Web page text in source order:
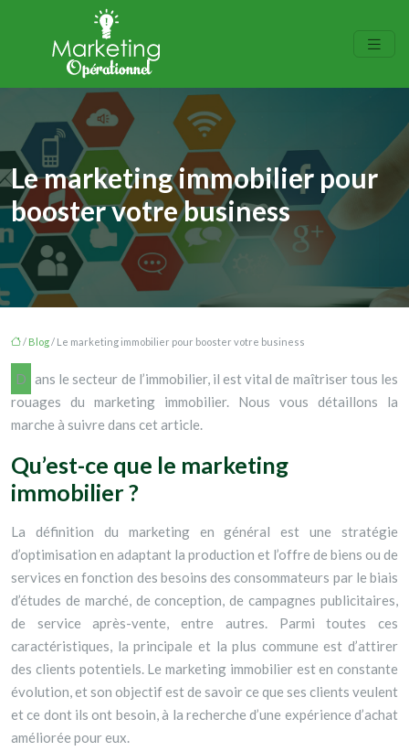
Le marketing immobilier pour
booster votre business
/ Blog/ Le marketing immobilier pour booster votre business
Dans le secteur de l’immobilier, il est vital de maîtriser tous les
rouages du marketing immobilier. Nous vous détaillons la
marche à suivre dans cet article.
Qu’est-ce que le marketing
immobilier ?
La définition du marketing en général est une stratégie
d’optimisation en adaptant la production et l’offre de biens ou de
services en fonction des besoins des consommateurs par le biais
d’études de marché, de conception, de campagnes publicitaires,
de service après-vente, entre autres. Parmi toutes ces
caractéristiques, la principale et la plus commune est d’attirer
des clients potentiels. Le marketing immobilier est en constante
évolution, et son objectif est de savoir ce que ses clients veulent
et ce dont ils ont besoin, à la recherche d’une expérience d’achat
améliorée pour eux.